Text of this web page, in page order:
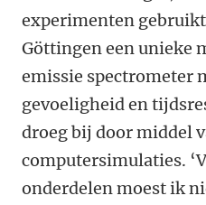
experimenten
Göttingen een unieke
emissie spectrometer
gevoeligheid en
droeg bij door middel
computersimulaties.
onderdelen moest ik